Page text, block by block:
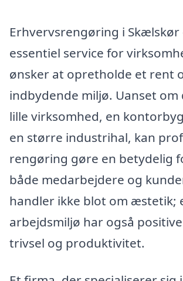
Erhvervsrengøring i Skælskør
essentiel service for
ønsker at opretholde et rent
indbydende miljø. Uanset om
lille virksomhed, en
en større industrihal, kan
rengøring gøre en betydelig
både medarbejdere og
handler ikke blot om æstetik;
arbejdsmiljø har også
trivsel og produktivitet.